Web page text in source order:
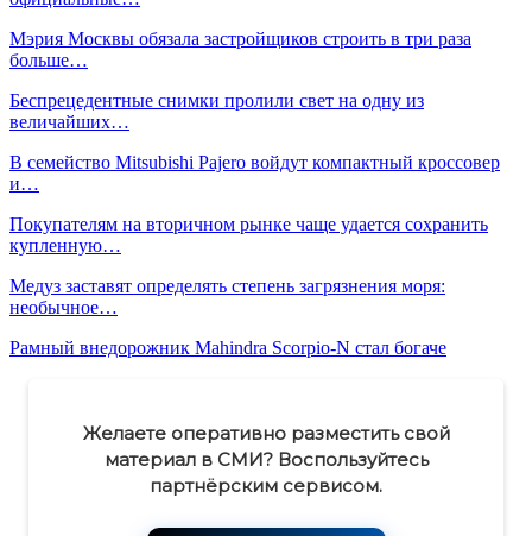
Мэрия Москвы обязала застройщиков строить в три раза
больше…
Беспрецедентные снимки пролили свет на одну из
величайших…
В семейство Mitsubishi Pajero войдут компактный кроссовер
и…
Покупателям на вторичном рынке чаще удается сохранить
купленную…
Медуз заставят определять степень загрязнения моря:
необычное…
Рамный внедорожник Mahindra Scorpio-N стал богаче
Желаете оперативно разместить свой
материал в СМИ? Воспользуйтесь
партнёрским сервисом.